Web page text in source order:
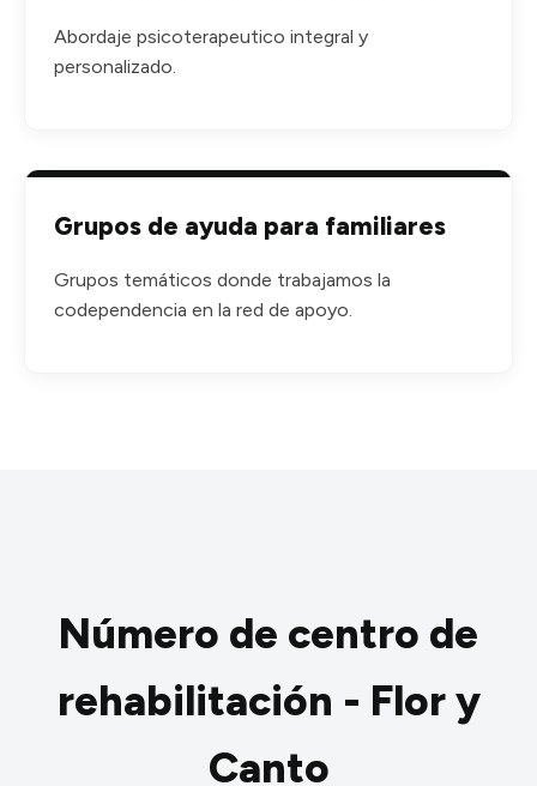
Abordaje psicoterapeutico integral y
personalizado.
Grupos de ayuda para familiares
Grupos temáticos donde trabajamos la
codependencia en la red de apoyo.
Número de centro de
rehabilitación - Flor y
Canto